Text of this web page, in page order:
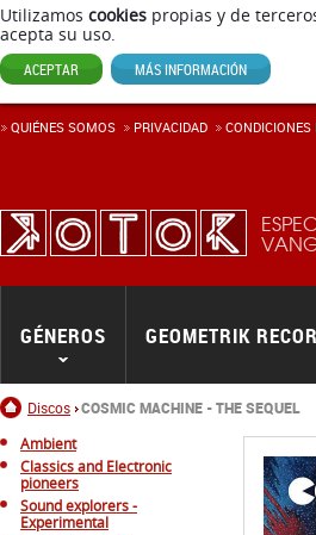
Utilizamos cookies propias y de
acepta su uso.
ACEPTAR MÁS INFORMACIÓN
Inicio
Discos COSMIC MACHINE - THE SEQUEL
GÉNEROS GEOMETRIK
QUIÉNES SOMOS PRIVACIDAD CONDICIONES
Ambient
Classics and Electronic
pioneers
Sound explorers -
Experimental